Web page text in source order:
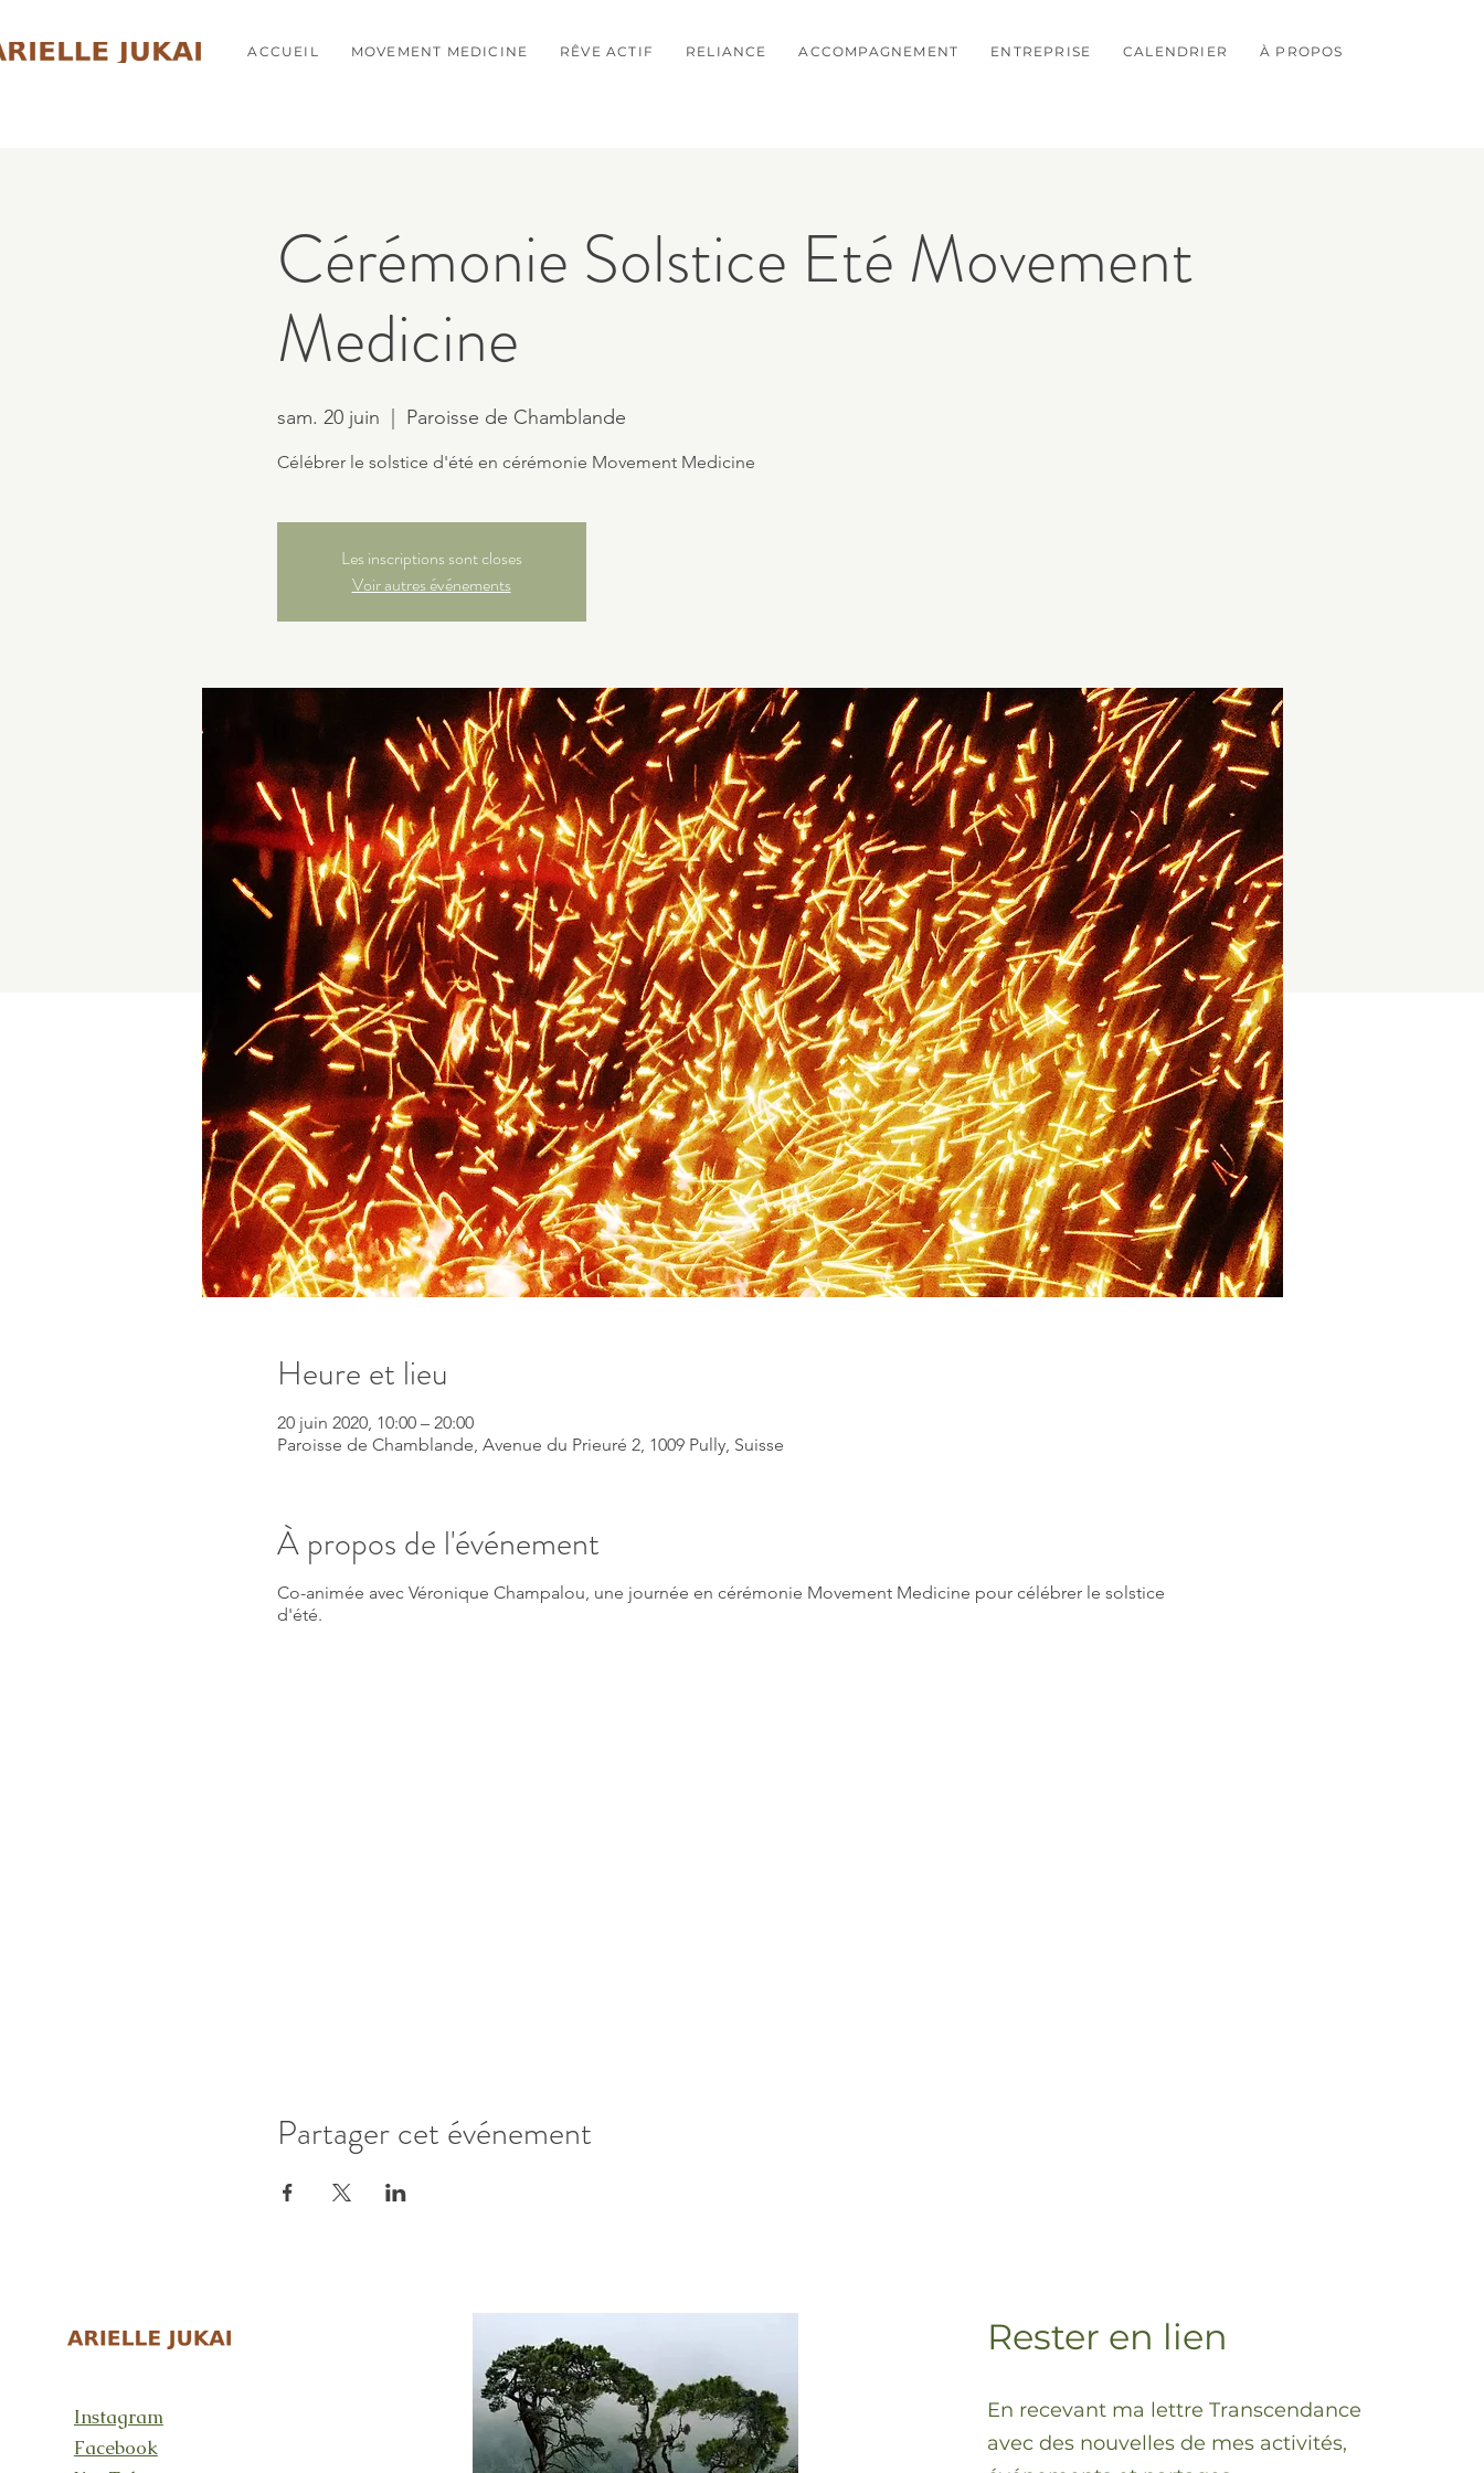
ACCUEIL MOVEMENT MEDICINE RÊVE ACTIF RELIANCE ACCOMPAGNEMENT ENTREPRISE CALENDRIER À PROPOS
Cérémonie Solstice Eté Movement
Medicine
sam. 20 juin Paroisse de Chamblande
Célébrer le solstice d'été en cérémonie Movement Medicine
Les inscriptions sont closes
Voir autres événements
Heure et lieu
20 juin 2020, 10:00 – 20:00
Paroisse de Chamblande, Avenue du Prieuré 2, 1009 Pully, Suisse
À propos de l'événement
Co-animée avec Véronique Champalou, une journée en cérémonie Movement Medicine pour célébrer le solstice
d'été.
Partager cet événement
Instagram
Facebook
Rester en lien
En recevant ma lettre Transcendance
avec des nouvelles de mes activités,